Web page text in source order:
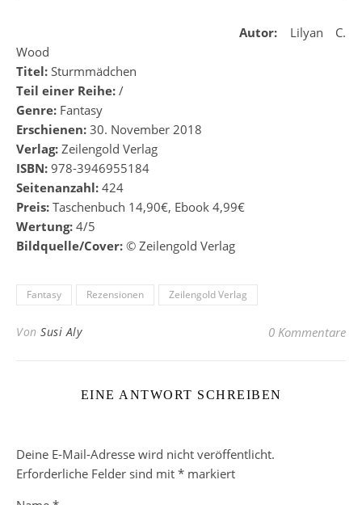
Autor: Lilyan C.
Wood
Titel: Sturmmädchen
Teil einer Reihe: /
Genre: Fantasy
Erschienen: 30. November 2018
Verlag: Zeilengold Verlag
ISBN: 978-3946955184
Seitenanzahl: 424
Preis: Taschenbuch 14,90€, Ebook 4,99€
Wertung: 4/5
Bildquelle/Cover: © Zeilengold Verlag
Fantasy Rezensionen Zeilengold Verlag
Von Susi Aly 0 Kommentare
EINE ANTWORT SCHREIBEN
Deine E-Mail-Adresse wird nicht veröffentlicht.
Erforderliche Felder sind mit * markiert